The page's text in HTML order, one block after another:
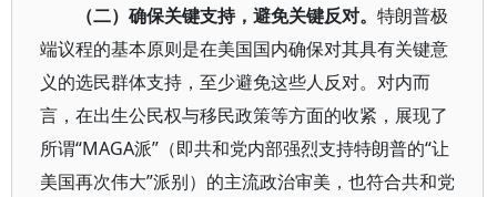
（二）确保关键支持，避免关键反对。 特朗普极
端议程的基本原则是在美国国内确保对其具有关键意
义的选民群体支持，至少避免这些人反对。对内而
言，在出生公民权与移民政策等方面的收紧，展现了
所谓“MAGA派”（即共和党内部强烈支持特朗普的“让
美国再次伟大”派别）的主流政治审美，也符合共和党